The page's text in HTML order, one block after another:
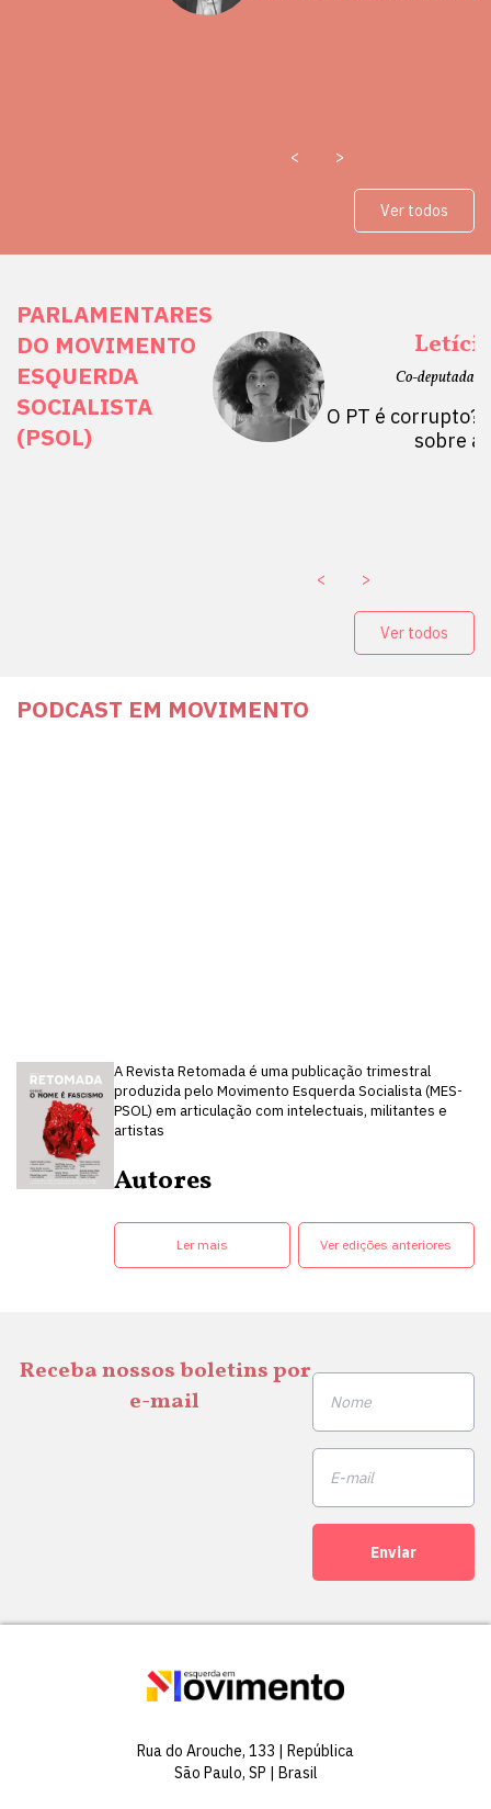
< >
Ver todos
PARLAMENTARES
DO MOVIMENTO
ESQUERDA
SOCIALISTA
(PSOL)
Direitos
do Sul, SP)
Mulheres por +
Público abre
Co-deputada
O PT é corrupto?
sobre a
< >
Ver todos
PODCAST EM MOVIMENTO
A Revista Retomada é uma publicação trimestral
produzida pelo Movimento Esquerda Socialista (MES-
PSOL) em articulação com intelectuais, militantes e
artistas
Autores
Ler mais Ver edições anteriores
Receba nossos boletins por
e-mail
Enviar
Rua do Arouche, 133 | República
São Paulo, SP | Brasil